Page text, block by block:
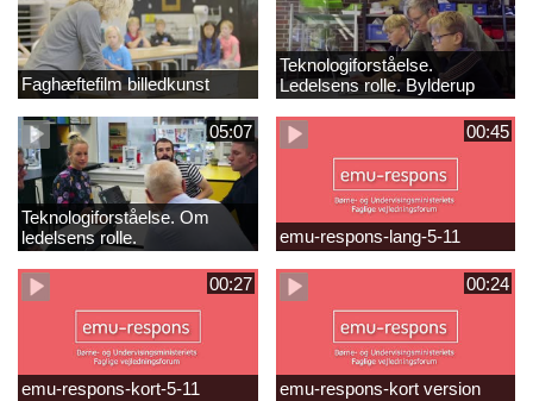
Faghæftefilm billedkunst
Teknologiforståelse.
Ledelsens rolle. Bylderup
Skole
05:07
Teknologiforståelse. Om
ledelsens rolle.
Sofiendalskolen
00:45
emu-respons-lang-5-11
00:27
emu-respons-kort-5-11
00:24
emu-respons-kort version